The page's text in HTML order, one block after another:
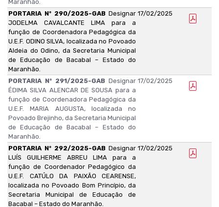
Maranhão.
PORTARIA Nº 290/2025-GAB Designar
JODELMA CAVALCANTE LIMA para a
função de Coordenadora Pedagógica da
U.E.F. ODINO SILVA, localizada no Povoado
Aldeia do Odino, da Secretaria Municipal
de Educação de Bacabal – Estado do
Maranhão.
17/02/2025
PORTARIA Nº 291/2025-GAB Designar
ÉDIMA SILVA ALENCAR DE SOUSA para a
função de Coordenadora Pedagógica da
U.E.F. MARIA AUGUSTA, localizada no
Povoado Brejinho, da Secretaria Municipal
de Educação de Bacabal – Estado do
Maranhão.
17/02/2025
PORTARIA Nº 292/2025-GAB Designar
LUÍS GUILHERME ABREU LIMA para a
função de Coordenador Pedagógico da
U.E.F. CATÚLO DA PAIXÃO CEARENSE,
localizada no Povoado Bom Princípio, da
Secretaria Municipal de Educação de
Bacabal – Estado do Maranhão.
17/02/2025